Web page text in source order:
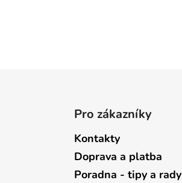
Pro zákazníky
Kontakty
Doprava a platba
Poradna - tipy a rady